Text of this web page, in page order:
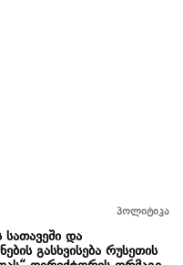
პოლიტიკა
სათავეში და
გასხვისება რუსეთის